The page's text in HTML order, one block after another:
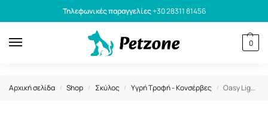
Τηλεφωνικές παραγγελίες+30 28311 81456
0
Αρχική σελίδα / Shop / Σκύλος / Υγρή Τροφή - Κονσέρβες / Oasy Light in Fat Chicken κονσέρβα 400gr